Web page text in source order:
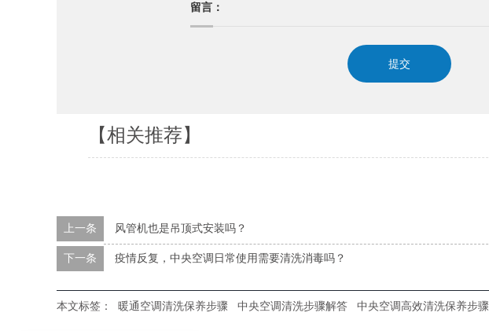
留言：
【相关推荐】
上一条 风管机也是吊顶式安装吗？
下一条 疫情反复，中央空调日常使用需要清洗消毒吗？
本文标签： 暖通空调清洗保养步骤 中央空调清洗步骤解答 中央空调高效清洗保养步骤